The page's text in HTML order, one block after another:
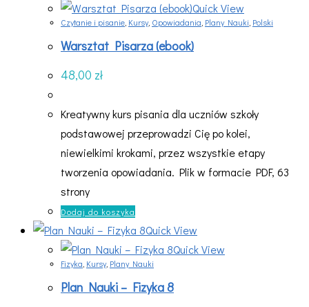
Quick View
Czytanie i pisanie, Kursy, Opowiadania, Plany Nauki, Polski
Warsztat Pisarza (ebook)
48,00 zł
Kreatywny kurs pisania dla uczniów szkoły
podstawowej przeprowadzi Cię po kolei,
niewielkimi krokami, przez wszystkie etapy
tworzenia opowiadania. Plik w formacie PDF, 63
strony
Dodaj do koszyka
Quick View
Quick View
Fizyka Kursy, Plany Nauki
Plan Nauki – Fizyka 8